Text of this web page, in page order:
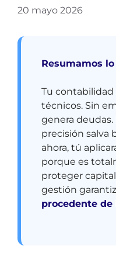
20 mayo 2026
Resumamos
Tu contabilidad
técnicos. Sin
genera deudas.
precisión salva
ahora, tú
porque es
proteger
gestión
procedente de